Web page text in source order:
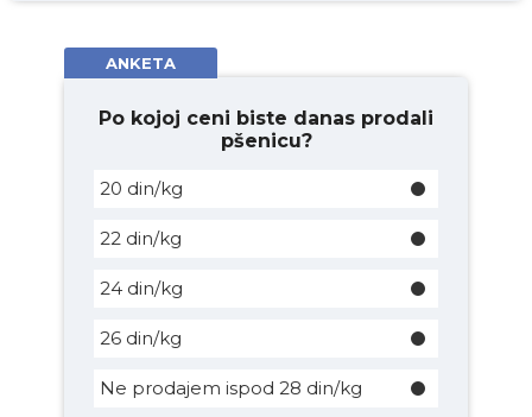
ANKETA
Po kojoj ceni biste danas prodali
pšenicu?
20 din/kg
22 din/kg
24 din/kg
26 din/kg
Ne prodajem ispod 28 din/kg